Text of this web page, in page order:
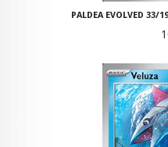
PALDEA EVOLVED 33/